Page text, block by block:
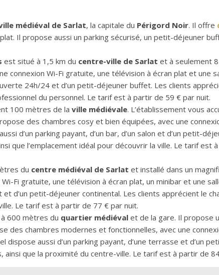
médiéval de Sarlat, la capitale du Périgord Noir. Il offre
Il propose aussi un parking sécurisé, un petit-déjeuner
est situé à 1,5 km du centre-ville de Sarlat et à seulement
connexion Wi-Fi gratuite, une télévision à écran plat et une
24h/24 et d’un petit-déjeuner buffet. Les clients
du personnel. Le tarif est à partir de 59 € par nuit.
100 mètres de la ville médiévale. L’établissement vous
des chambres cosy et bien équipées, avec une
d’un parking payant, d’un bar, d’un salon et d’un petit-
que l’emplacement idéal pour découvrir la ville. Le tarif est
du centre médiéval de Sarlat et installé dans un
Fi gratuite, une télévision à écran plat, un minibar et une
et d’un petit-déjeuner continental. Les clients apprécient le
Le tarif est à partir de 77 € par nuit.
600 mètres du quartier médiéval et de la gare. Il propose
chambres modernes et fonctionnelles, avec une
dispose aussi d’un parking payant, d’une terrasse et d’un
que la proximité du centre-ville. Le tarif est à partir de